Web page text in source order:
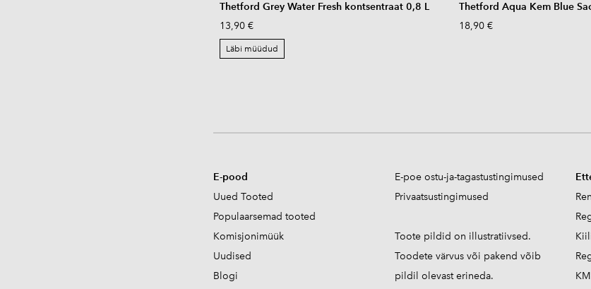
Thetford Grey Water Fresh kontsentraat 0,8 L
13,90 €
Läbi müüdud
Thetford Aqua Kem Blue
18,90 €
E-pood
Uued Tooted
Populaarsemad tooted
Komisjonimüük
Uudised
Blogi
E-poe ostu-ja-tagastustingimused
Privaatsustingimused
Toote pildid on illustratiivsed.
Toodete värvus või pakend võib
pildil olevast erineda.